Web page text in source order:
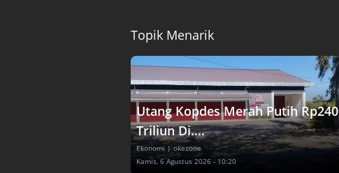
Topik Menarik
Utang Kopdes Merah Putih Rp240
Triliun Di....
Ekonomi | okezone
Kamis, 6 Agustus 2026 - 10:20